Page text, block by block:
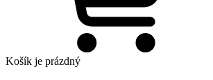
Košík je prázdný